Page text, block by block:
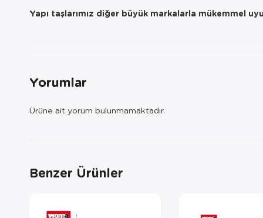
Yapı taşlarımız diğer büyük markalarla mükemmel
Yorumlar
Ürüne ait yorum bulunmamaktadır.
Benzer Ürünler